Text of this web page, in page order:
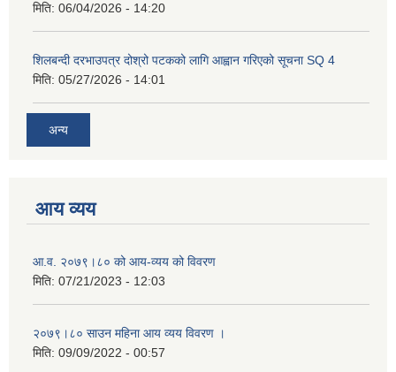
मिति: 06/04/2026 - 14:20
शिलबन्दी दरभाउपत्र दोश्रो पटकको लागि आह्वान गरिएको सूचना SQ 4
मिति: 05/27/2026 - 14:01
अन्य
आय व्यय
आ.व. २०७९।८० को आय-व्यय को विवरण
मिति: 07/21/2023 - 12:03
२०७९।८० साउन महिना आय व्यय विवरण ।
मिति: 09/09/2022 - 00:57